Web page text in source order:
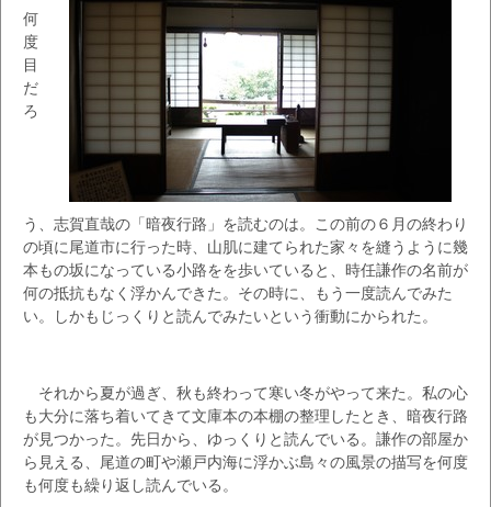
何
度
目
だ
ろ
う、志賀直哉の「暗夜行路」を読むのは。この前の６月の終わり
の頃に尾道市に行った時、山肌に建てられた家々を縫うように幾
本もの坂になっている小路をを歩いていると、時任謙作の名前が
何の抵抗もなく浮かんできた。その時に、もう一度読んでみた
い。しかもじっくりと読んでみたいという衝動にかられた。
それから夏が過ぎ、秋も終わって寒い冬がやって来た。私の心
も大分に落ち着いてきて文庫本の本棚の整理したとき、暗夜行路
が見つかった。先日から、ゆっくりと読んでいる。謙作の部屋か
ら見える、尾道の町や瀬戸内海に浮かぶ島々の風景の描写を何度
も何度も繰り返し読んでいる。